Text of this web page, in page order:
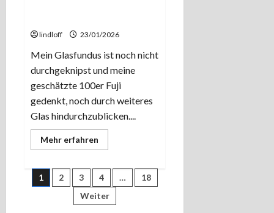
lindloff 23/01/2026
Mein Glasfundus ist noch nicht
durchgeknipst und meine
geschätzte 100er Fuji
gedenkt, noch durch weiteres
Glas hindurchzublicken....
Mehr erfahren
Informationen
ein
paar
Testbildchen.
Pentax
SMC-
Seitennummerierung
1 2 3 4 …
18
Weiter